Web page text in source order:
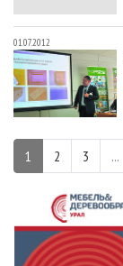
01.07.2012
1 2 3 ...